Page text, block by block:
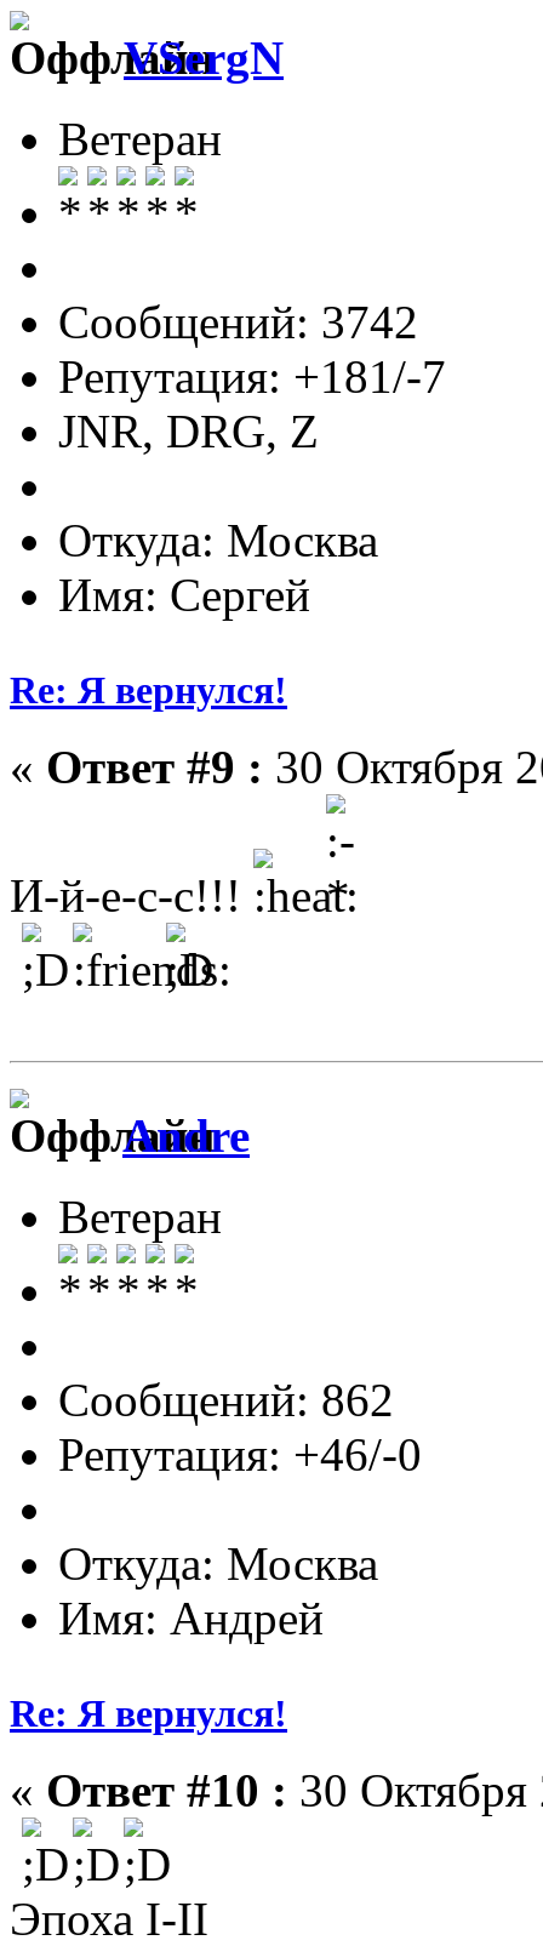
VSergN
Ветеран
Сообщений: 3742
Репутация: +181/-7
JNR, DRG, Z
Откуда: Москва
Имя: Сергей
Re: Я вернулся!
« Ответ #9 : 30 Октября
И-й-е-с-с!!!
Andre
Ветеран
Сообщений: 862
Репутация: +46/-0
Откуда: Москва
Имя: Андрей
Re: Я вернулся!
« Ответ #10 : 30
Эпоха I-II